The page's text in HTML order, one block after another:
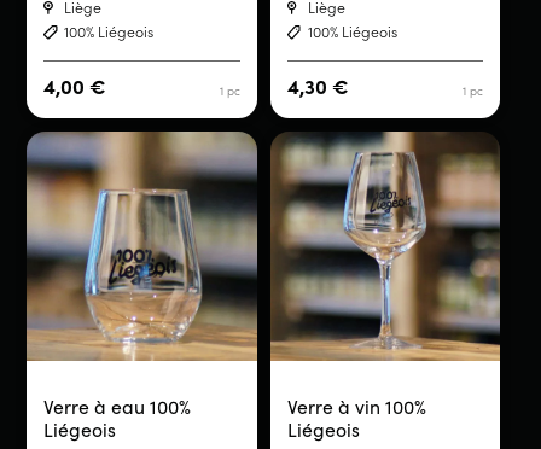
Liège
100% Liégeois
1 pc
4,00€
Liège
100% Liégeois
1 pc
4,30 €
Verre à eau 100%
Liégeois
Verre à vin 100%
Liégeois